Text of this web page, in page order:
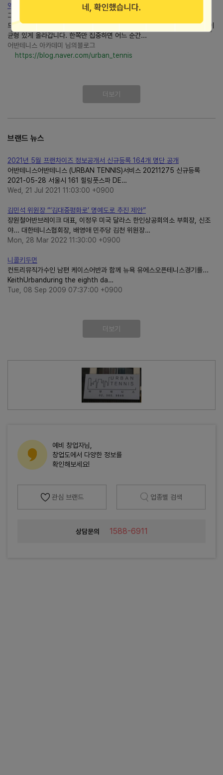
역삼동테니스레슨 올바른 스텝 연습이 중요한 이유
그래서 반복 훈련이 필요하고,어반테니스역삼점에서는 레슨 과정 안에 스텝
드릴을 별도로 넣어 진행합니다. 폼 교정과 스텝 연습을 함께 가져가야 실력이
균형 있게 올라갑니다. 한쪽만 집중하면 어느 순간...
어반테니스 아카데미 님의블로그
https://blog.naver.com/urban_tennis
더보기
브랜드 뉴스
2021년 5월 프랜차이즈 정보공개서 신규등록 164개 명단 공개
어반테니스어반테니스 (URBAN TENNIS)서비스 20211275 신규등록
2021-05-28 서울시 161 힐링풋스파 DE…
Wed, 21 Jul 2021 11:03:00 +0900
김민석 위원장 “‘김대중평화로’ 명예도로 추진 제안”
장원철어반브레이크 대표, 이정우 미국 달라스 한인상공회의소 부회장, 신조
야... 대한테니스협회장, 배영애 민주당 김천 위원장…
Mon, 28 Mar 2022 11:30:00 +0900
니콜키두먼
컨트리뮤직가수인 남편 케이스어반과 함께 뉴욕 유에스오픈테니스경기를...
KeithUrbanduring the eighth da…
Tue, 08 Sep 2009 07:37:00 +0900
더보기
예비 창업자님,
창업도에서 다양한 정보를
확인해보세요!
관심 브랜드 업종별 검색
상담문의 1588-6911